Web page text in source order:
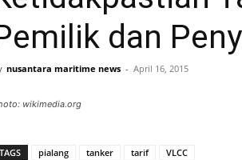
dan
nusantara maritime news - April 16, 2015
wikimedia.org
TAGS pialang tanker tarif VLCC